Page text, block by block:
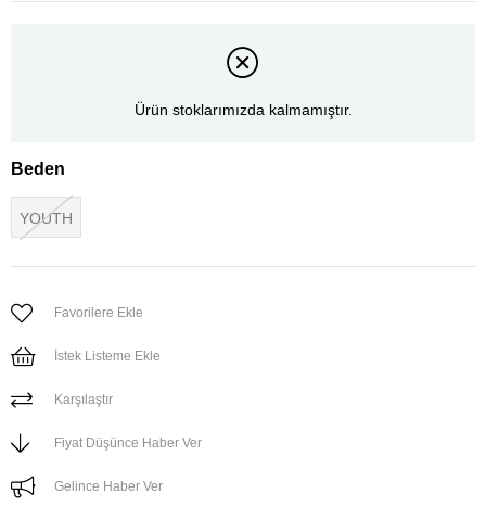
Ürün stoklarımızda kalmamıştır.
Beden
YOUTH
Favorilere Ekle
İstek Listeme Ekle
Karşılaştır
Fiyat Düşünce Haber Ver
Gelince Haber Ver